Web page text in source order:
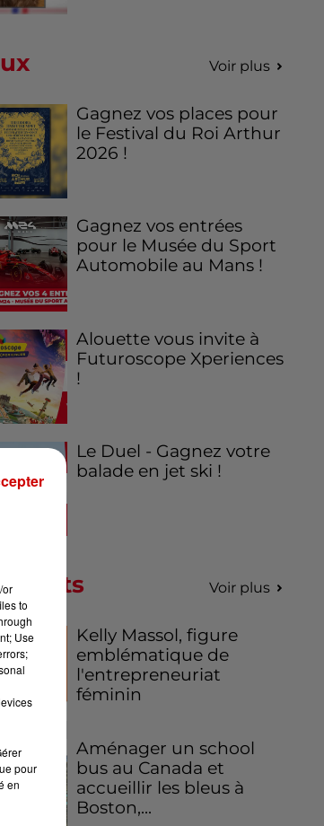
Voir plus
Gagnez vos places pour
le Festival du Roi Arthur
2026 !
Gagnez vos entrées
pour le Musée du Sport
Automobile au Mans !
Alouette vous invite à
Futuroscope Xperiences
!
Le Duel - Gagnez votre
balade en jet ski !
Voir plus
Kelly Massol, figure
emblématique de
l'entrepreneuriat
féminin
Aménager un school
bus au Canada et
accueillir les bleus à
Boston,...
or
to
Use
pour
en